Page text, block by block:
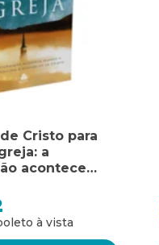
Cristo para
a
acontece
proclama o
Cristo